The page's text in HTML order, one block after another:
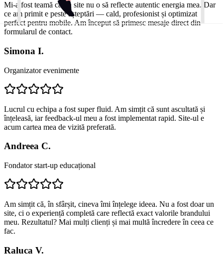
Mi-a fost teamă că un site nu o să reflecte autentic energia mea. Dar
ce am primit e peste așteptări — cald, profesionist și optimizat
perfect pentru mobile. Am început să primesc mesaje direct din
formularul de contact.
Simona I.
Organizator evenimente
Lucrul cu echipa a fost super fluid. Am simțit că sunt ascultată și
înțeleasă, iar feedback-ul meu a fost implementat rapid. Site-ul e
acum cartea mea de vizită preferată.
Andreea C.
Fondator start-up educațional
Am simțit că, în sfârșit, cineva îmi înțelege ideea. Nu a fost doar un
site, ci o experiență completă care reflectă exact valorile brandului
meu. Rezultatul? Mai mulți clienți și mai multă încredere în ceea ce
fac.
Raluca V.